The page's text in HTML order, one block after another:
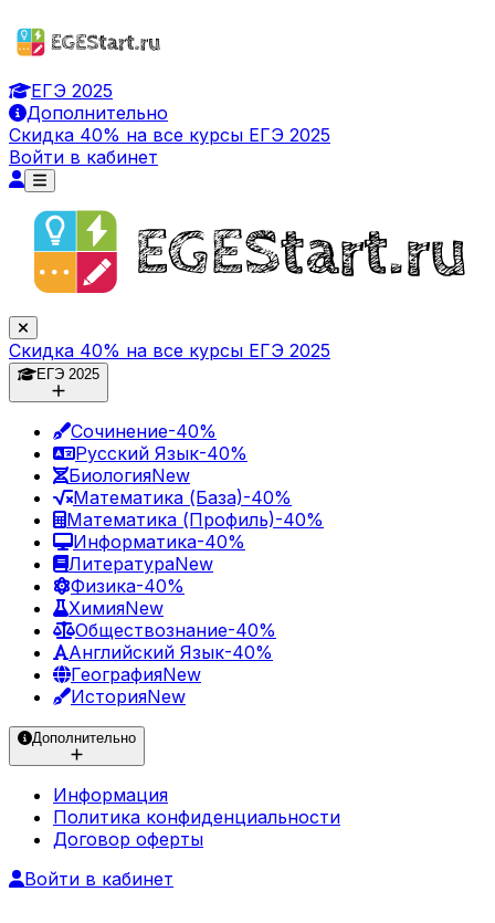
ЕГЭ 2025
Дополнительно
Скидка 40% на все курсы ЕГЭ 2025
Войти в кабинет
Скидка 40% на все курсы ЕГЭ 2025
ЕГЭ 2025
Сочинение-40%
Русский Язык-40%
БиологияNew
Математика (База)-40%
Математика (Профиль)-40%
Информатика-40%
ЛитератураNew
Физика-40%
ХимияNew
Обществознание-40%
Английский Язык-40%
ГеографияNew
ИсторияNew
Дополнительно
Информация
Политика конфиденциальности
Договор оферты
Войти в кабинет